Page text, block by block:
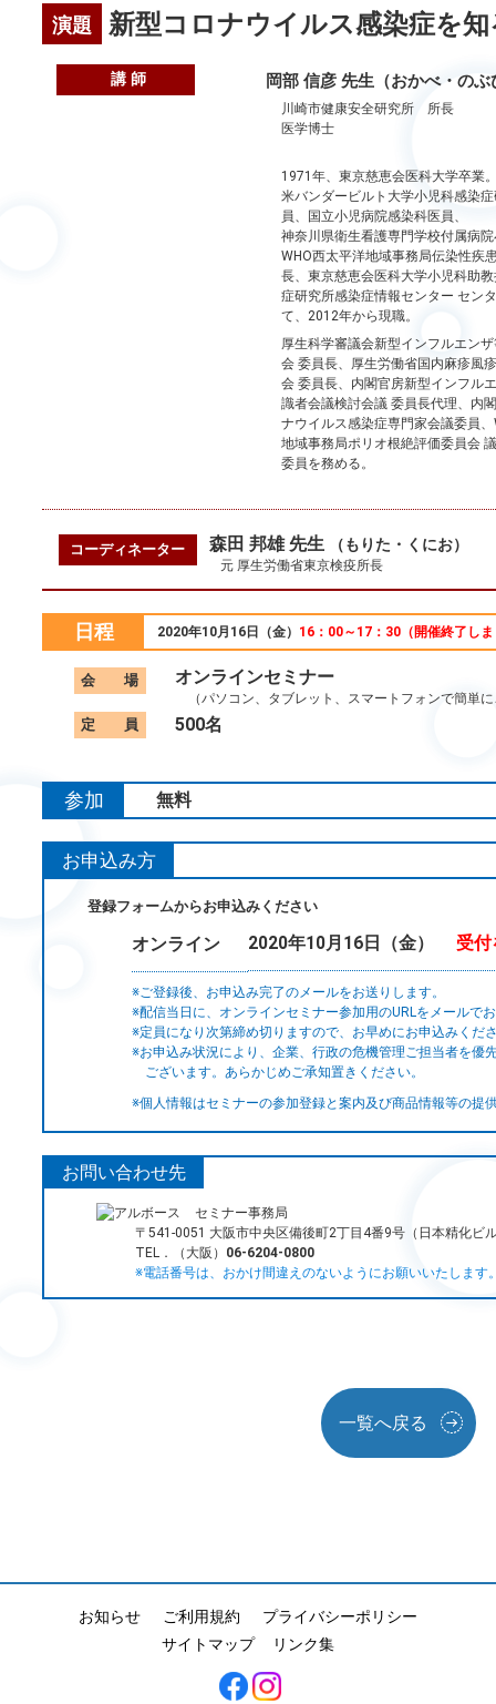
演題 新型コロナウイルス感染症を
講 師 岡部 信彦 先生（おかべ・のぶ
川崎市健康安全研究所 所長
医学博士
1971年、東京慈恵会医科大学卒業
米バンダービルト大学小児科感染
員、国立小児病院感染科医員、
神奈川県衛生看護専門学校付属病
WHO西太平洋地域事務局伝染性疾
長、東京慈恵会医科大学小児科助
症研究所感染症情報センター セン
て、2012年から現職。
厚生科学審議会新型インフルエン
会 委員長、厚生労働省国内麻疹風
会 委員長、内閣官房新型インフル
識者会議検討会議 委員長代理、内
ナウイルス感染症専門家会議委員
地域事務局ポリオ根絶評価委員会
委員を務める。
コーディネーター 森田 邦雄 先生 （もりた・くにお）
元 厚生労働省東京検疫所長
日程 2020年10月16日（金） 16：00～17：30（開催終了し
会 場 オンラインセミナー
（パソコン、タブレット、スマートフォンで簡単
定 員 500名
参加
無料
お申込み方
法
登録フォームからお申込みください
オンライン 2020年10月16日（金） 受
※ご登録後、お申込み完了のメールをお送りします。
※配信当日に、オンラインセミナー参加用のURLをメールで
※定員になり次第締め切りますので、お早めにお申込みくだ
※お申込み状況により、企業、行政の危機管理ご担当者を優
ございます。あらかじめご承知置きください。
※個人情報はセミナーの参加登録と案内及び商品情報等の提
お問い合わせ先
セミナー事務局
〒541-0051 大阪市中央区備後町2丁目4番9号（日本精化ビ
TEL．（大阪） 06‐6204‐0800
※電話番号は、おかけ間違えのないようにお願いいたします
一覧へ戻る
お知らせ ご利用規約
プライバシーポリシー
サイトマップ
リンク集